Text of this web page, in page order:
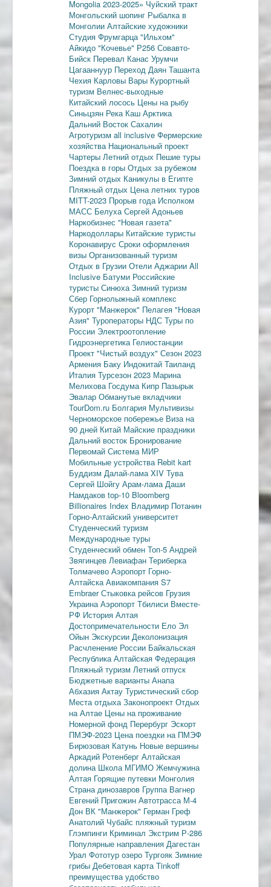
Mongolia 2023-2025» Чуйский тракт
Монгольский шопинг Рыбалка в
Монголии Алтайские художники
Студия Фрумгарца "Ильхом"
Айкидо "Кочевье" Р256 Совавто-
Бийск Перевал Канас Урумчи
Цагааннуур Переход Даян Ташанта
Чехия Карловы Вары Курортный
туризм Велнес-выходные
Китайский лосось Цены на рыбу
Синьцзян Река Каш Арктика
Дальний Восток Сахалин
Агротуризм all inclusive Фермерские
хозяйства Национальный проект
Чартеры Летний отдых Пешие туры
Поездка в горы Отдых за рубежом
Зимний отдых Каникулы в Египте
Пляжный отдых Цена летних туров
MITT-2023 Прорыв года Исполком
МАСС Белуха Сергей Адоньев
Наркобизнес "Новая газета"
Наркодоллары Китайские туристы
Коронавирус Сроки оформления
визы Организованный туризм
Отдых в Грузии Отели Аджарии All
Inclusive Батуми Российские
туристы Синюха Зимний туризм
Сбер Горнолыжный комплекс
Курорт "Манжерок" Пелагея "Новая
Азия" Туроператоры НДС Туры по
России Электроотопление
Гидроэнергетика Гелиостанции
Проект "Чистый воздух" Сезон 2023
Армения Баку Индокитай Таиланд
Италия Турсезон 2023 Марина
Мелихова Госдума Кипр Пазырык
Эвалар Обманутые вкладчики
TourDom.ru Болгария Мультивизы
Черноморское побережье Виза на
90 дней Китай Майские праздники
Дальний восток Бронирование
Первомай Система МИР
Мобильные устройства Rebit kart
Буддизм Далай-лама XIV Тува
Сергей Шойгу Арам-лама Даши
Намдаков top-10 Bloomberg
Billionaires Index Владимир Потанин
Горно-Алтайский университет
Студенческий туризм
Международные туры
Студенческий обмен Топ-5 Андрей
Звягинцев Левиафан Териберка
Толмачево Аэропорт Горно-
Алтайска Авиакомпания S7
EmbraerСтыковка рейсов Грузия
Украина Аэропорт Тбилиси Вместе-
РФ История Алтая
Достопримечательности Ело Эл
Ойын Экскурсии Деколонизация
Расчленение России Байкальская
Республика Алтайская Федерация
Пляжный туризм Летний отпуск
Бюджетные варианты Анапа
Абхазия Актау Туристический сбор
Места отдыха Законопроект Отдых
на Алтае Цены на проживание
Номерной фонд Перербург Эскорт
ПМЭФ-2023 Цена поездки на ПМЭФ
Бирюзовая Катунь Новые вершины
Аркадий Ротенберг Алтайская
долина Школа МГИМО Жемчужина
Алтая Горящие путевки Монголия
Страна динозавров Группа Вагнер
Евгений Пригожин Автотрасса М-4
Дон ВК "Манжерок" Герман Греф
Анатолий Чубайс пляжный туризм
Глэмпинги Криминал Экстрим Р-286
Популярные направления Дагестан
Урал Фототур озеро Тургояк Зимние
грибы Дебетовая карта Tinkoff
преимущества удобство